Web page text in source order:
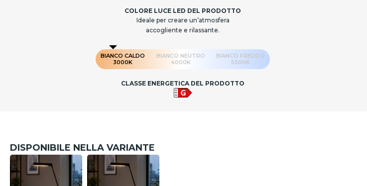
COLORE LUCE LED DEL PRODOTTO
Ideale per creare un’atmosfera
accogliente e rilassante.
BIANCO CALDO
3000K
BIANCO NEUTRO
4000K
BIANCO FREDDO
5500K
CLASSE ENERGETICA DEL PRODOTTO
DISPONIBILE NELLA VARIANTE